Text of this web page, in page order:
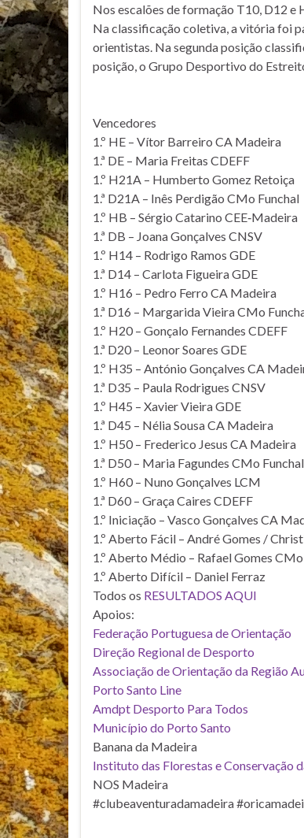
Nos escalões de formação T10, D12 e
Na classificação coletiva, a vitória foi
orientistas. Na segunda posição
posição, o Grupo Desportivo do
Vencedores
1.º HE – Vítor Barreiro CA Madeira
1.ª DE – Maria Freitas CDEFF
1.º H21A – Humberto Gomez Retoiça
1.ª D21A – Inês Perdigão CMo Funchal
1.º HB – Sérgio Catarino CEE‑Madeira
1.ª DB – Joana Gonçalves CNSV
1.º H14 – Rodrigo Ramos GDE
1.ª D14 – Carlota Figueira GDE
1.º H16 – Pedro Ferro CA Madeira
1.ª D16 – Margarida Vieira CMo
1.º H20 – Gonçalo Fernandes CDEFF
1.ª D20 – Leonor Soares GDE
1.º H35 – António Gonçalves CA
1.ª D35 – Paula Rodrigues CNSV
1.º H45 – Xavier Vieira GDE
1.ª D45 – Nélia Sousa CA Madeira
1.º H50 – Frederico Jesus CA Madeira
1.ª D50 – Maria Fagundes CMo Funchal
1.º H60 – Nuno Gonçalves LCM
1.ª D60 – Graça Caires CDEFF
1.º Iniciação – Vasco Gonçalves CA
1.º Aberto Fácil – André Gomes /
1.º Aberto Médio – Rafael Gomes
1.º Aberto Difícil – Daniel Ferraz
Todos os RESULTADOS AQUI
Apoios:
Federação Portuguesa de Orientação
Direção Regional de Desporto
Associação de Orientação da Região
Porto Santo Line
Amdpt Desporto Para Todos
Município do Porto Santo
Banana da Madeira
Instituto das Florestas e Conservação
NOS Madeira
#clubeaventuradamadeira